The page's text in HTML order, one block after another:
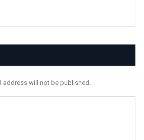
address will not be published.